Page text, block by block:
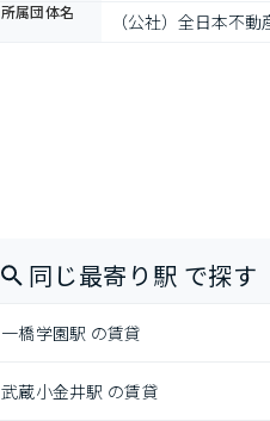
所属団体名 （公社）全日本不
同じ最寄り駅 で探す
一橋学園駅 の賃貸
武蔵小金井駅 の賃貸